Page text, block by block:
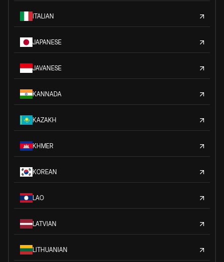
ITALIAN
JAPANESE
JAVANESE
KANNADA
KAZAKH
KHMER
KOREAN
LAO
LATVIAN
LITHUANIAN